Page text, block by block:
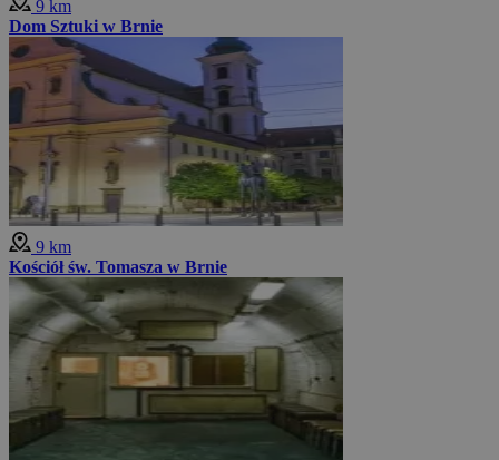
9 km
Dom Sztuki w Brnie
9 km
Kościół św. Tomasza w Brnie